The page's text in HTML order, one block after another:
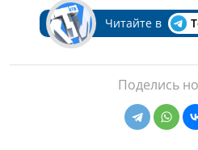
Читайте в
Поделись